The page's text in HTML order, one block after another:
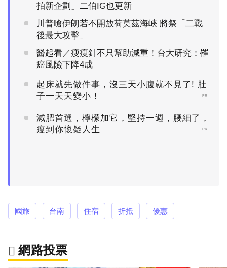
拍新企劃」二伯IG也更新
川普嗆伊朗若不開放荷莫茲海峽 將祭「二戰
後最大攻擊」
醫起看／瘦瘦針不只幫助減重！台大研究：罹
癌風險下降4成
起床就先做件事，沒三天小腹就不見了! 肚
子一天天變小！
PR
減肥首選，檸檬加它，堅持一週，腰細了，
瘦到你懷疑人生
PR
國旅 台南 住宿 折抵 優惠
網路投票